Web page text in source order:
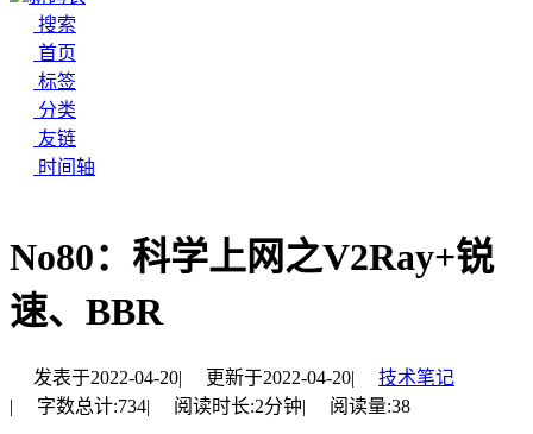
搜索
首页
标签
分类
友链
时间轴
No80：科学上网之V2Ray+锐
速、BBR
发表于2022-04-20| 更新于2022-04-20|
技术笔记
|
字数总计:734| 阅读时长:2分钟| 阅读量:38